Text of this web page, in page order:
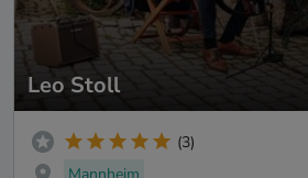
Leo Stoll
(3)